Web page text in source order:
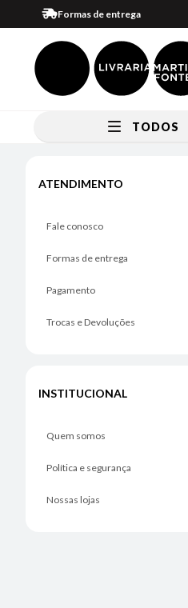
Formas de entrega
TODOS
Pagamento
ATENDIMENTO
Fale conosco
Formas de entrega
Pagamento
Trocas e Devoluções
INSTITUCIONAL
Quem somos
Política e segurança
Nossas lojas